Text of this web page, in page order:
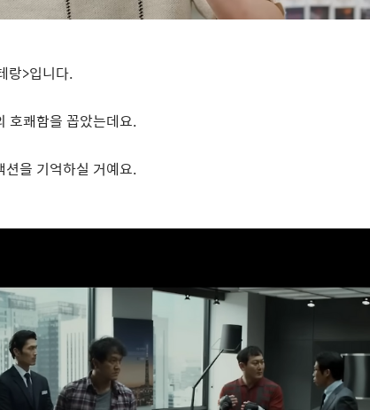
랑>입니다.
호쾌함을 꼽았는데요.
션을 기억하실 거예요.